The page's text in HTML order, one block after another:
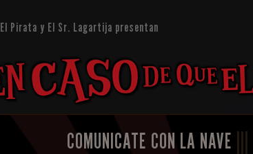
El Pirata y El Sr. Lagartija presentan
COMUNICATE CON LA NAVE